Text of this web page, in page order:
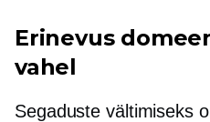
Erinevus
vahel
Segaduste vältimiseks